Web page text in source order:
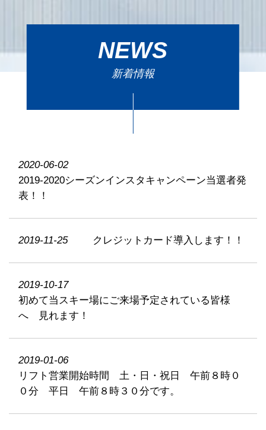
NEWS
新着情報
2020-06-02
2019-2020シーズンインスタキャンペーン当選者発
表！！
2019-11-25 クレジットカード導入します！！
2019-10-17
初めて当スキー場にご来場予定されている皆様
へ 見れます！
2019-01-06
リフト営業開始時間 土・日・祝日 午前８時０
０分 平日 午前８時３０分です。